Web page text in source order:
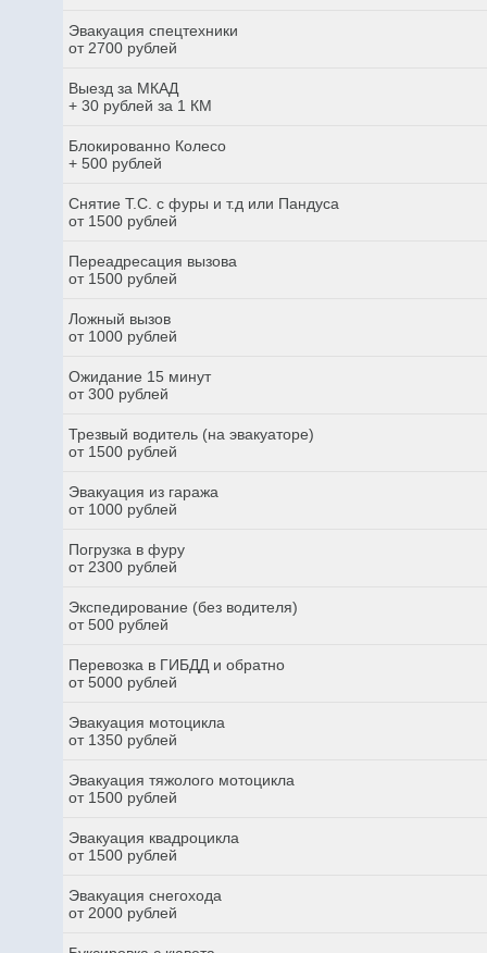
Эвакуация спецтехники
от 2700 рублей
Выезд за МКАД
+ 30 рублей за 1 КМ
Блокированно Колесо
+ 500 рублей
Снятие Т.С. с фуры и т.д или Пандуса
от 1500 рублей
Переадресация вызова
от 1500 рублей
Ложный вызов
от 1000 рублей
Ожидание 15 минут
от 300 рублей
Трезвый водитель (на эвакуаторе)
от 1500 рублей
Эвакуация из гаража
от 1000 рублей
Погрузка в фуру
от 2300 рублей
Экспедирование (без водителя)
от 500 рублей
Перевозка в ГИБДД и обратно
от 5000 рублей
Эвакуация мотоцикла
от 1350 рублей
Эвакуация тяжолого мотоцикла
от 1500 рублей
Эвакуация квадроцикла
от 1500 рублей
Эвакуация снегохода
от 2000 рублей